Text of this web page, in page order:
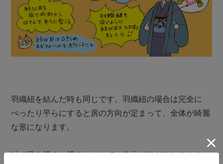
羽織紐を結んだ時も同じです。羽織紐の場合は完全に
ぺったり平らにすると房の方向が定まって、全体が綺麗
な形になります。
結び目を潰すか潰さないかで、仕上がりがかわります。